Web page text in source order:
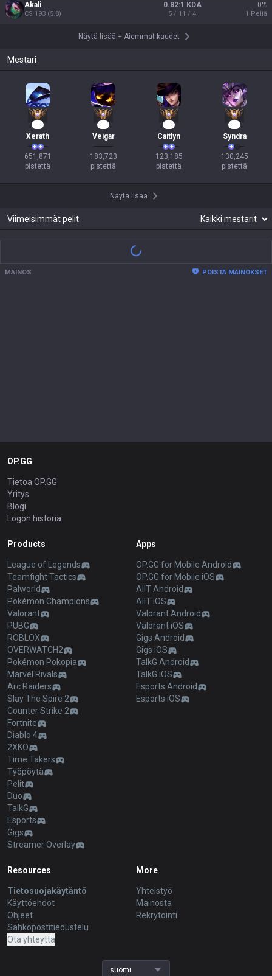
Akali
CS 193 (5.8)
0.82:1 KDA
5 / 11 / 4
0%
1 Peliä
Näytä lisää + Aiemmat kaudet
Mestari
Xerath
651,871
pistettä
Veigar
183,723
pistettä
Caitlyn
123,185
pistettä
Syndra
130,245
pistettä
Näytä lisää
Viimeisimmät pelit
OP.GG
Tietoa OP.GG
Yritys
Blogi
Logon historia
Products
League of Legends
Teamfight Tactics
Palworld
Pokémon Champions
Valorant
PUBG
ROBLOX
OVERWATCH2
Pokémon Pokopia
Marvel Rivals
Arc Raiders
Slay The Spire 2
Counter Strike 2
Fortnite
2XKO
Time Takers
Työpöytä
Pelit
Duo
TalkG
Esports
Apps
OP.GG for Mobile Android
OP.GG for Mobile iOS